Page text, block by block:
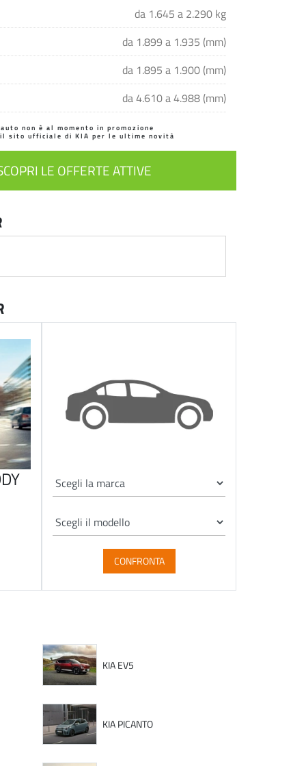
da 1.645 a 2.290 kg
da 1.899 a 1.935 (mm)
da 1.895 a 1.900 (mm)
da 4.610 a 4.988 (mm)
non è al momento in promozione
sito ufficiale di KIA per le ultime novità
LE OFFERTE ATTIVE
CONFRONTA
KIA EV5
KIA PICANTO